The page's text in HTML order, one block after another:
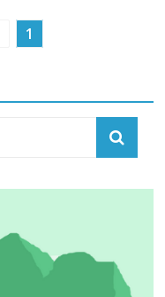
1